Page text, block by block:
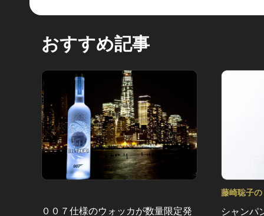
おすすめ記事
００７仕様のウォッカが数量限定発
藤崎聡子
シャンパ